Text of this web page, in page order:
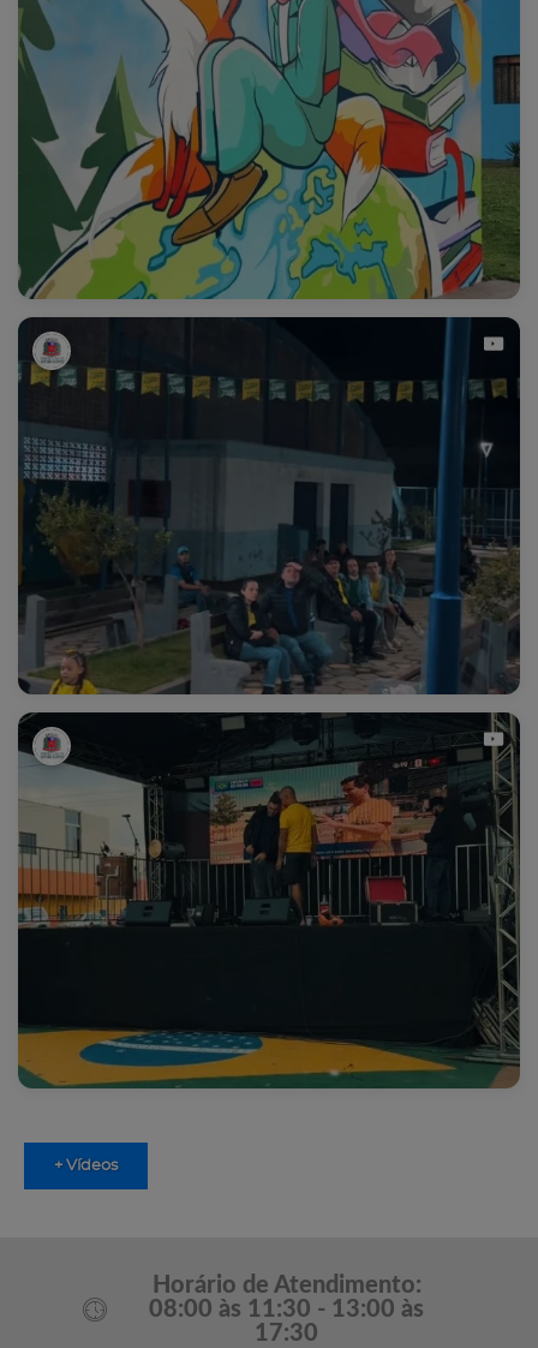
+ Vídeos
Horário de Atendimento:
08:00 às 11:30 - 13:00 às
17:30